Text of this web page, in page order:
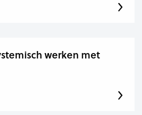
werken met